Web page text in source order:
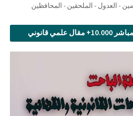
- العدول - الملحقين - المحافظين
قانوني